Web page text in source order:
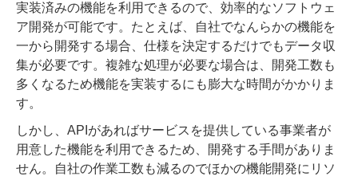
実装済みの機能を利用できるので、効率的なソフトウェ
ア開発が可能です。たとえば、自社でなんらかの機能を
一から開発する場合、仕様を決定するだけでもデータ収
集が必要です。複雑な処理が必要な場合は、開発工数も
多くなるため機能を実装するにも膨大な時間がかかりま
す。
しかし、APIがあればサービスを提供している事業者が
用意した機能を利用できるため、開発する手間がありま
せん。自社の作業工数も減るのでほかの機能開発にリソ